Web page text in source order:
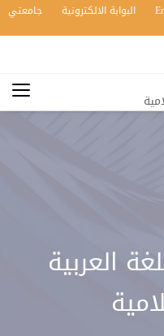
البوابة الالكترونية جامعتي
العربية